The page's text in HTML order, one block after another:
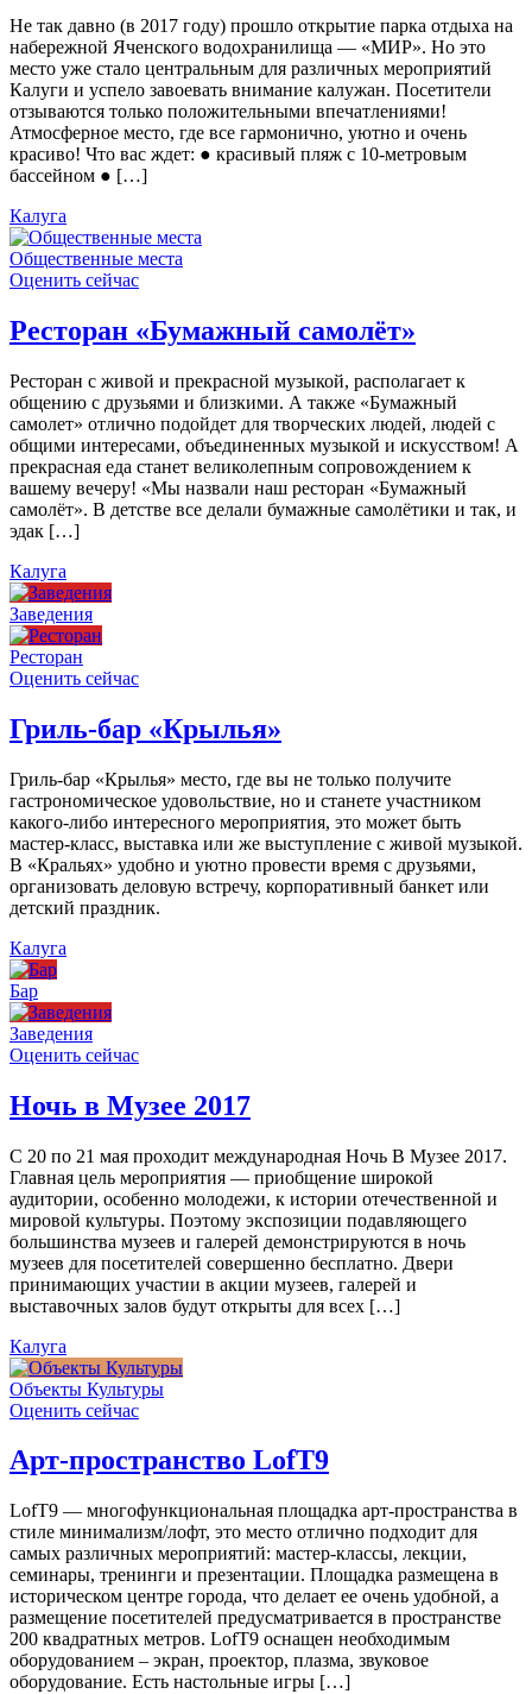
Не так давно (в 2017 году) прошло открытие парка отдыха на
набережной Яченского водохранилища — «МИР». Но это
место уже стало центральным для различных мероприятий
Калуги и успело завоевать внимание калужан. Посетители
отзываются только положительными впечатлениями!
Атмосферное место, где все гармонично, уютно и очень
красиво! Что вас ждет: ● красивый пляж с 10-метровым
бассейном ● […]
Калуга
Общественные места
Оценить сейчас
Ресторан «Бумажный самолёт»
Ресторан с живой и прекрасной музыкой, располагает к
общению с друзьями и близкими. А также «Бумажный
самолет» отлично подойдет для творческих людей, людей с
общими интересами, объединенных музыкой и искусством! А
прекрасная еда станет великолепным сопровождением к
вашему вечеру! «Мы назвали наш ресторан «Бумажный
самолёт». В детстве все делали бумажные самолётики и так, и
эдак […]
Калуга
Заведения
Ресторан
Оценить сейчас
Гриль-бар «Крылья»
Гриль-бар «Крылья» место, где вы не только получите
гастрономическое удовольствие, но и станете участником
какого-либо интересного мероприятия, это может быть
мастер-класс, выставка или же выступление с живой музыкой.
В «Кральях» удобно и уютно провести время с друзьями,
организовать деловую встречу, корпоративный банкет или
детский праздник.
Калуга
Бар
Заведения
Оценить сейчас
Ночь в Музее 2017
С 20 по 21 мая проходит международная Ночь В Музее 2017.
Главная цель мероприятия — приобщение широкой
аудитории, особенно молодежи, к истории отечественной и
мировой культуры. Поэтому экспозиции подавляющего
большинства музеев и галерей демонстрируются в ночь
музеев для посетителей совершенно бесплатно. Двери
принимающих участии в акции музеев, галерей и
выставочных залов будут открыты для всех […]
Калуга
Объекты Культуры
Оценить сейчас
Арт-пространство LofT9
LofT9 — многофункциональная площадка арт-пространства в
стиле минимализм/лофт, это место отлично подходит для
самых различных мероприятий: мастер-классы, лекции,
семинары, тренинги и презентации. Площадка размещена в
историческом центре города, что делает ее очень удобной, а
размещение посетителей предусматривается в пространстве
200 квадратных метров. LofT9 оснащен необходимым
оборудованием – экран, проектор, плазма, звуковое
оборудование. Есть настольные игры […]